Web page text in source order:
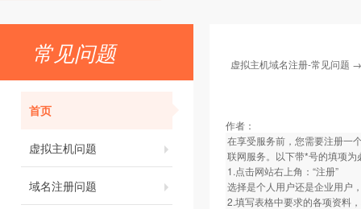
常见问题
首页
虚拟主机问题
域名注册问题
虚拟主机域名注册-常见问题
作者：
在享受服务前，您需要注册一
联网服务。以下带*号的填项
1.点击网站右上角：“注册”
选择是个人用户还是企业用户
2.填写表格中要求的各项资料